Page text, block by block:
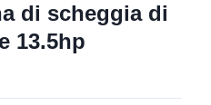
di scheggia di
13.5hp